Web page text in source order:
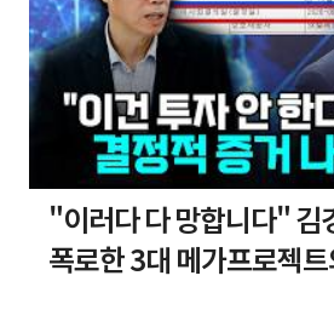
"이러다 다 망합니다" 김
폭로한 3대 메가프로젝